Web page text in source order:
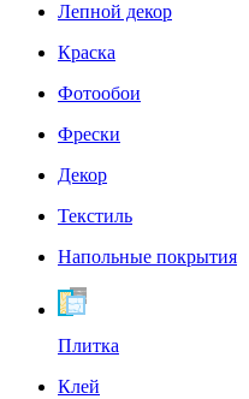
Лепной декор
Краска
Фотообои
Фрески
Декор
Текстиль
Напольные покрытия
Плитка
Клей